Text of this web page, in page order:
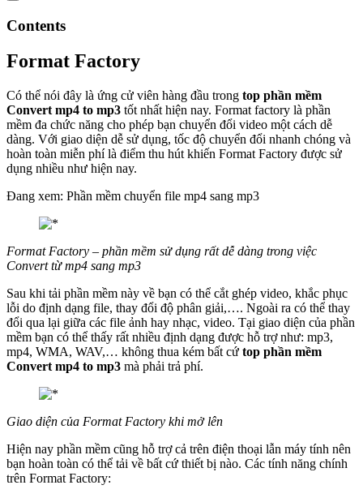
Contents
Format Factory
Có thể nói đây là ứng cử viên hàng đầu trong top phần mềm
Convert mp4 to mp3 tốt nhất hiện nay. Format factory là phần
mềm đa chức năng cho phép bạn chuyển đổi video một cách dễ
dàng. Với giao diện dễ sử dụng, tốc độ chuyển đổi nhanh chóng và
hoàn toàn miễn phí là điểm thu hút khiến Format Factory được sử
dụng nhiều như hiện nay.
Đang xem: Phần mềm chuyển file mp4 sang mp3
Format Factory – phần mềm sử dụng rất dễ dàng trong việc
Convert từ mp4 sang mp3
Sau khi tải phần mềm này về bạn có thể cắt ghép video, khắc phục
lỗi do định dạng file, thay đổi độ phân giải,…. Ngoài ra có thể thay
đổi qua lại giữa các file ảnh hay nhạc, video. Tại giao diện của phần
mềm bạn có thể thấy rất nhiều định dạng được hỗ trợ như: mp3,
mp4, WMA, WAV,… không thua kém bất cứ top phần mềm
Convert mp4 to mp3 mà phải trả phí.
Giao diện của Format Factory khi mở lên
Hiện nay phần mềm cũng hỗ trợ cả trên điện thoại lẫn máy tính nên
bạn hoàn toàn có thể tải về bất cứ thiết bị nào. Các tính năng chính
trên Format Factory: